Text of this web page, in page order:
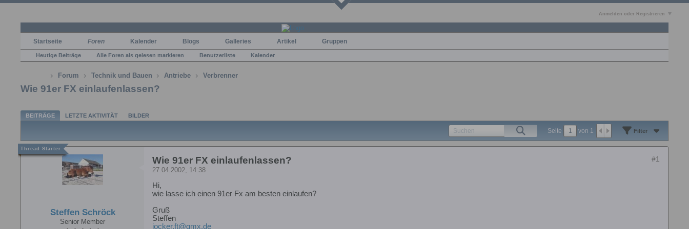
Anmelden oder Registrieren
Startseite Foren Kalender Blogs Galleries Artikel Gruppen
Heutige Beiträge Alle Foren als gelesen markieren Benutzerliste Kalender
Forum Technik und Bauen Antriebe Verbrenner
Wie 91er FX einlaufenlassen?
BEITRÄGE LETZTE AKTIVITÄT BILDER
Seite von 1 Filter
Steffen Schröck
Senior Member
#1
Wie 91er FX einlaufenlassen?
27.04.2002, 14:38
Hi,
wie lasse ich einen 91er Fx am besten einlaufen?
Gruß
Steffen
jocker.ft@gmx.de